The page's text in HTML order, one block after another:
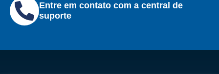
Entre em contato com a central de
suporte